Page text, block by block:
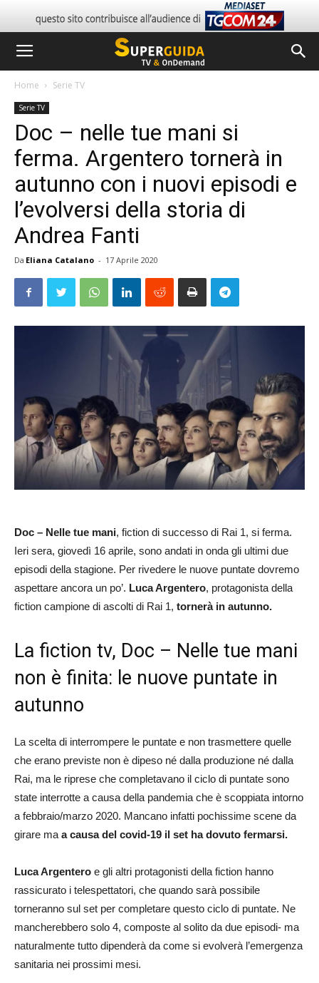
Home Serie TV
Serie TV
Doc – nelle tue mani si
ferma. Argentero tornerà in
autunno con i nuovi episodi e
l’evolversi della storia di
Andrea Fanti
Da Eliana Catalano - 17 Aprile 2020
Doc – Nelle tue mani, fiction di successo di Rai 1, si ferma.
Ieri sera, giovedì 16 aprile, sono andati in onda gli ultimi due
episodi della stagione. Per rivedere le nuove puntate dovremo
aspettare ancora un po’. Luca Argentero, protagonista della
fiction campione di ascolti di Rai 1, tornerà in autunno.
La fiction tv, Doc – Nelle tue mani
non è finita: le nuove puntate in
autunno
La scelta di interrompere le puntate e non trasmettere quelle
che erano previste non è dipeso né dalla produzione né dalla
Rai, ma le riprese che completavano il ciclo di puntate sono
state interrotte a causa della pandemia che è scoppiata intorno
a febbraio/marzo 2020. Mancano infatti pochissime scene da
girare ma a causa del covid-19 il set ha dovuto fermarsi.
Luca Argentero e gli altri protagonisti della fiction hanno
rassicurato i telespettatori, che quando sarà possibile
torneranno sul set per completare questo ciclo di puntate. Ne
mancherebbero solo 4, composte al solito da due episodi- ma
naturalmente tutto dipenderà da come si evolverà l’emergenza
sanitaria nei prossimi mesi.